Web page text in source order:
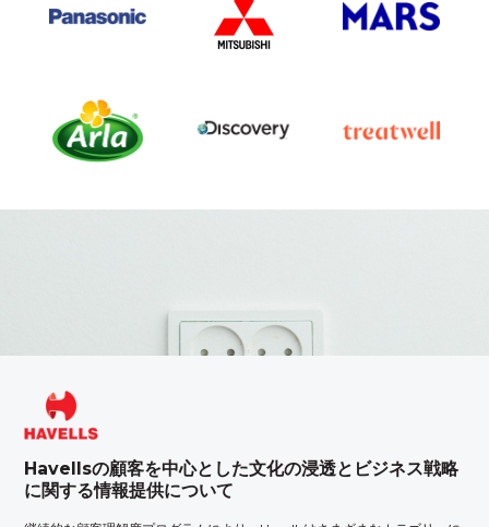
Havellsの顧客を中心とした文化の浸透とビジネス戦略
に関する情報提供について